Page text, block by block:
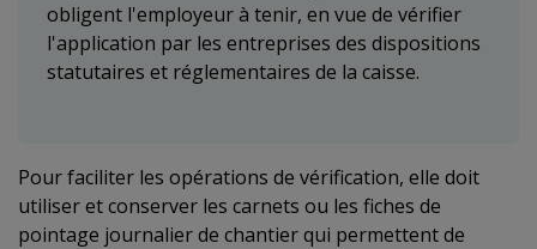
obligent l'employeur à tenir, en vue de vérifier
l'application par les entreprises des dispositions
statutaires et réglementaires de la caisse.
Pour faciliter les opérations de vérification, elle doit
utiliser et conserver les carnets ou les fiches de
pointage journalier de chantier qui permettent de